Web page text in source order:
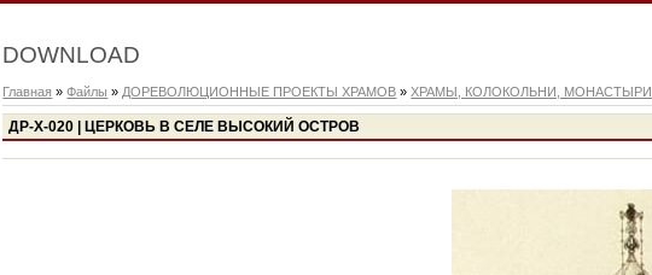
DOWNLOAD
Главная »Файлы » ДОРЕВОЛЮЦИОННЫЕ ПРОЕКТЫ ХРАМОВ »ХРАМЫ, КОЛОКОЛЬНИ, МОНАСТЫРИ
ДР-Х-020 | ЦЕРКОВЬ В СЕЛЕ ВЫСОКИЙ ОСТРОВ